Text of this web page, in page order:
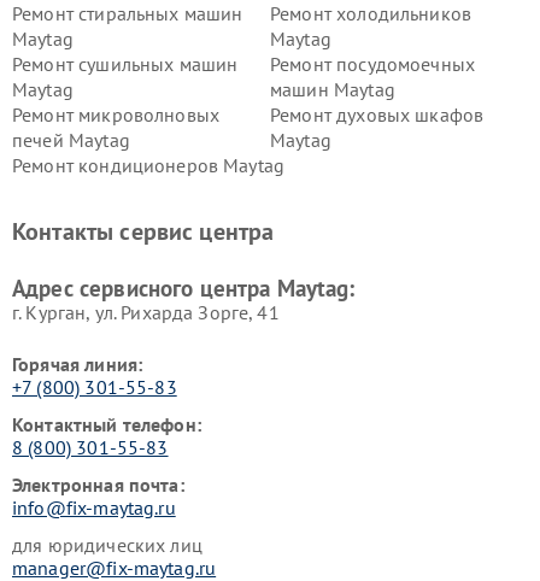
Ремонт стиральных машин
Maytag
Ремонт холодильников
Maytag
Ремонт сушильных машин
Maytag
Ремонт посудомоечных
машин Maytag
Ремонт микроволновых
печей Maytag
Ремонт духовых шкафов
Maytag
Ремонт кондиционеров Maytag
Контакты сервис центра
Адрес сервисного центра Maytag:
г. Курган, ул. Рихарда Зорге, 41
Горячая линия:
+7 (800) 301-55-83
Контактный телефон:
8 (800) 301-55-83
Электронная почта:
info@fix-maytag.ru
для юридических лиц
manager@fix-maytag.ru